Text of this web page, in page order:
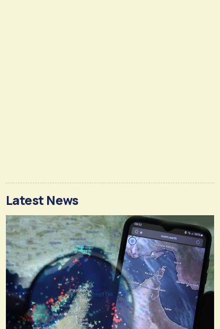
Latest News